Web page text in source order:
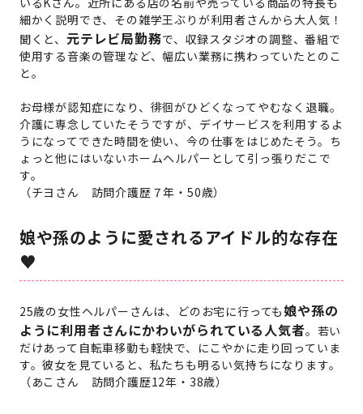
細かく説明でき、その雑学王ぶりが利用者さんから大人気！
聞くと、元テレビ局勤務で、収録スタジオの調整、番組で
使用する音楽の管理など、幅広い業務に携わっていたとのこ
と。
お母様が認知症になり、徘徊がひどくなってやむなく退職。
介護に専念していたそうですが、デイサービスを利用するよ
うになってできた時間を使い、今の仕事をはじめたそう。ち
ょっと他にはいないホームヘルパーとして引っ張りだこで
す。
（チヨさん 訪問介護歴７年・50歳）
娘や孫のように愛されるアイドル的な存在
♥
25歳の女性ヘルパーさんは、どのお宅に行っても娘や孫の
ように利用者さんにかわいがられている人気者。若い
だけあって自転車移動も軽快で、にこやかに走り回っていま
す。彼女を見ていると、私たちも明るい気持ちになります。
（あこさん 訪問介護歴12年・38歳）